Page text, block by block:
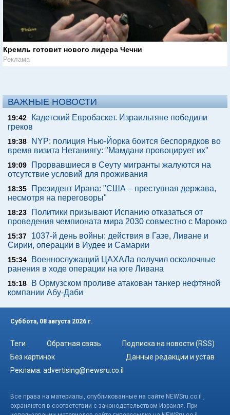
Кремль готовит нового лидера Чечни
Реклама
ВАЖНЫЕ НОВОСТИ
19:42
Кадетский Евробаскет. Израильтяне победили
греков
19:38
NYP: полиция Нью-Йорка боится беспорядков во
время визита Нетаниягу: "Мамдани провоцирует их"
19:09
Прорвавшиеся в Сеуту мигранты жалуются на
отсутствие условий для проживания
18:35
Президент Ирана: "США – преступная держава,
несмотря на переговоры"
18:23
Политики призывают Испанию отказаться от
проведения чемпионата мира 2030 совместно с Марокко
15:37
1037-й день войны: действия в Газе, Ливане и
Сирии, операции в Иудее и Самарии
15:34
Военнослужащий ЦАХАЛа получил осколочные
ранения в ходе операции на юге Ливана
15:18
В Ормузском проливе атакован танкер нефтяной
компании Абу-Даби
Суббота, 08 августа 2026 г.
Теги Обратная связь
Подписка на новости (RSS)
Без картинок
Данные редакции и устав
Реклама: advertising@newsru.co.il
Все права на материалы, опубликованные на сайте NEWSru.co.il ,
охраняются в соответствии с законодательством Израиля. При